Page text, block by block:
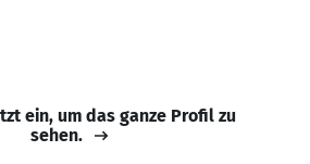
ein, um das ganze Profil zu
sehen.